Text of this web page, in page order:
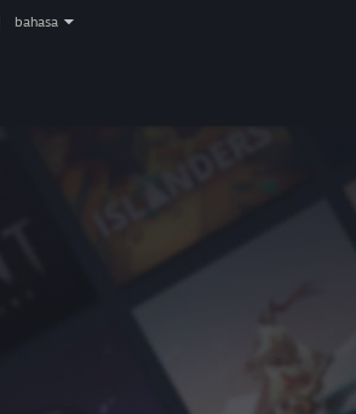
bahasa